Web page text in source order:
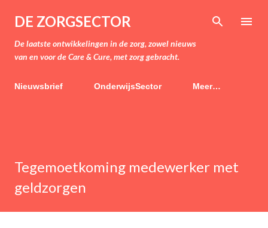
Doorgaan naar hoofdcontent
DE ZORGSECTOR
De laatste ontwikkelingen in de zorg, zowel nieuws
van en voor de Care & Cure, met zorg gebracht.
Nieuwsbrief OnderwijsSector Meer…
Tegemoetkoming medewerker met
geldzorgen